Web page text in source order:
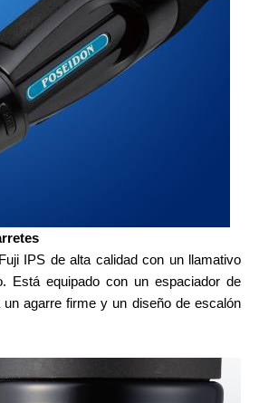
IPS de alta calidad con un llamativo
Está equipado con un espaciador de
agarre firme y un diseño de escalón